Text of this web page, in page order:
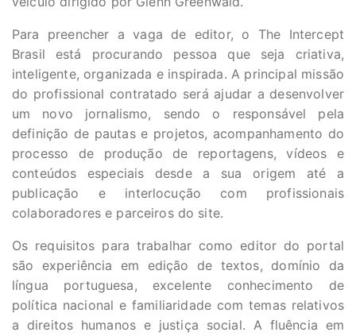
Para preencher a vaga de editor, o The Intercept
Brasil está procurando pessoa que seja criativa,
inteligente, organizada e inspirada. A principal missão
do profissional contratado será ajudar a desenvolver
um novo jornalismo, sendo o responsável pela
definição de pautas e projetos, acompanhamento do
processo de produção de reportagens, vídeos e
conteúdos especiais desde a sua origem até a
publicação e interlocução com profissionais
colaboradores e parceiros do site.
Os requisitos para trabalhar como editor do portal
são experiência em edição de textos, domínio da
língua portuguesa, excelente conhecimento de
política nacional e familiaridade com temas relativos
a direitos humanos e justiça social. A fluência em